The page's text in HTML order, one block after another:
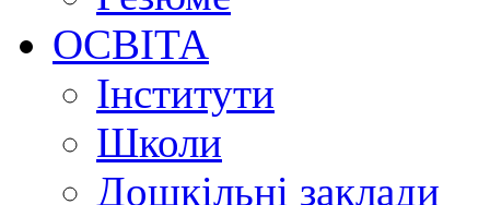
ОСВІТА
Інститути
Школи
Дошкільні заклади